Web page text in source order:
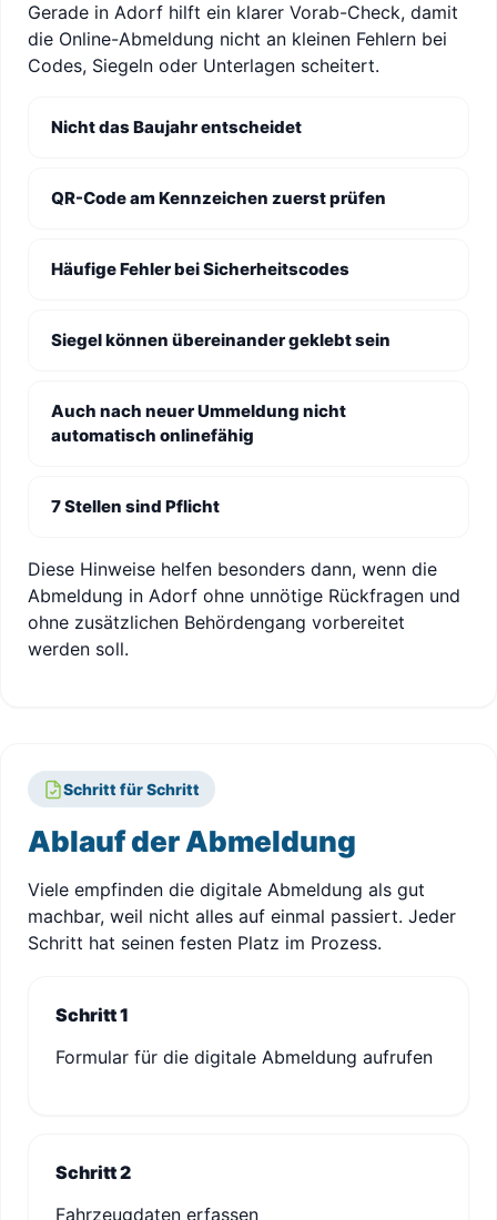
Gerade in Adorf hilft ein klarer Vorab-Check, damit
die Online-Abmeldung nicht an kleinen Fehlern bei
Codes, Siegeln oder Unterlagen scheitert.
Nicht das Baujahr entscheidet
QR-Code am Kennzeichen zuerst prüfen
Häufige Fehler bei Sicherheitscodes
Siegel können übereinander geklebt sein
Auch nach neuer Ummeldung nicht
automatisch onlinefähig
7 Stellen sind Pflicht
Diese Hinweise helfen besonders dann, wenn die
Abmeldung in Adorf ohne unnötige Rückfragen und
ohne zusätzlichen Behördengang vorbereitet
werden soll.
Schritt für Schritt
Ablauf der Abmeldung
Viele empfinden die digitale Abmeldung als gut
machbar, weil nicht alles auf einmal passiert. Jeder
Schritt hat seinen festen Platz im Prozess.
Schritt 1
Formular für die digitale Abmeldung aufrufen
Schritt 2
Fahrzeugdaten erfassen